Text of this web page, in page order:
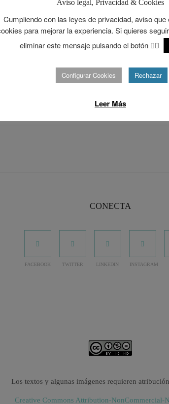
comentar
CONECTA
FACEBOOK TWITTER LINKEDIN INSTAGRAM
Los textos y algunas imágenes requieren
Creative Commons Attribution-NonCommercial-
Aviso legal, Privacidad & Cookies
Cumpliendo con las leyes de privacidad, aviso que
para mejorar la experiencia. Si quieres
eliminar este mensaje pulsando el botón 👉🏻
Configurar Cookies Rechazar
Leer Más